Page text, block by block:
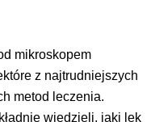
mikroskopem
z najtrudniejszych
metod leczenia.
wiedzieli, jaki lek